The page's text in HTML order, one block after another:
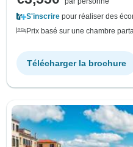
S'inscrire pour réaliser des
Prix basé sur une chambre
Télécharger la brochure